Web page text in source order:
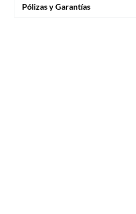
Pólizas y Garantías